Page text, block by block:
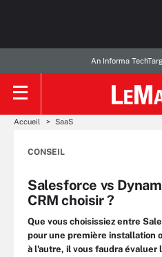
An Informa
Accueil SaaS
CONSEIL
Salesforce vs
CRM choisir ?
Que vous choisissiez entre
pour une première installation
à l'autre, il vous faudra évaluer